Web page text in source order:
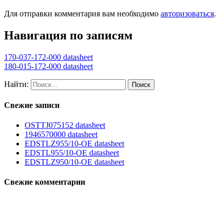
Для отправки комментария вам необходимо авторизоваться.
Навигация по записям
170-037-172-000 datasheet
180-015-172-000 datasheet
Найти:
Свежие записи
OSTTJ075152 datasheet
1946570000 datasheet
EDSTLZ955/10-OE datasheet
EDSTL955/10-OE datasheet
EDSTLZ950/10-OE datasheet
Свежие комментарии